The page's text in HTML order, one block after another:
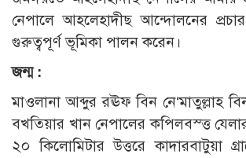
নেপালে আহলেহাদীছ আন্দোলনের
গুরুত্বপূর্ণ ভূমিকা পালন করেন।
জন্ম :
মাওলানা আব্দুর রঊফ বিন নে‘মাতুল্লাহ
বখতিয়ার খান নেপালের কপিলবস্ত্ত
২০ কিলোমিটার উত্তরে কাদারবাটুয়া